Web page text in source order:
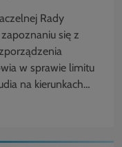
Rady
się z
w sprawie limitu
na kierunkach…